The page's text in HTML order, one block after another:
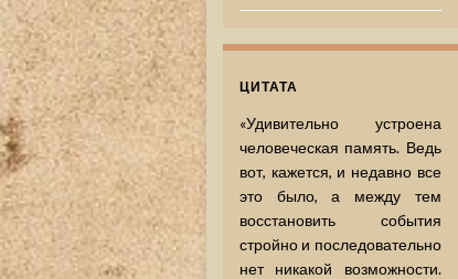
ЦИТАТА
«Удивительно устроена
человеческая память. Ведь
вот, кажется, и недавно все
это было, а между тем
восстановить события
стройно и последовательно
нет никакой возможности.